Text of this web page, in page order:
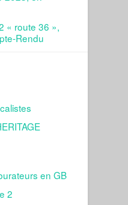
« route 36 »,
Rendu
en GB
2